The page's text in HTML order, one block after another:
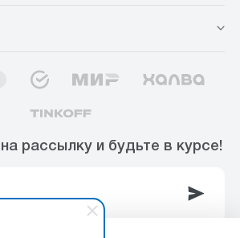
рассылку и будьте в курсе!